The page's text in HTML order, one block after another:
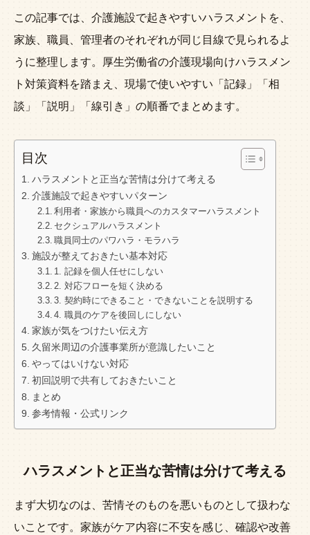
この記事では、介護施設で起きやすいハラスメントを、
家族、職員、管理者のそれぞれが同じ目線で見られるよ
うに整理します。厚生労働省の介護現場向けハラスメン
ト対策資料を踏まえ、現場で使いやすい「記録」「相
談」「説明」「線引き」の順番でまとめます。
目次
ハラスメントと正当な苦情は分けて考える
介護施設で起きやすいパターン
利用者・家族から職員へのカスタマーハラスメント
セクシュアルハラスメント
職員同士のパワハラ・モラハラ
施設が整えておきたい基本対応
1. 記録を個人任せにしない
2. 対応フローを短く決める
3. 契約時にできること・できないことを説明する
4. 職員のケアを後回しにしない
家族が気をつけたい伝え方
久留米周辺の介護事業所が意識したいこと
やってはいけない対応
初回説明で共有しておきたいこと
まとめ
参考情報・公式リンク
ハラスメントと正当な苦情は分けて考える
まず大切なのは、苦情そのものを悪いものとして扱わな
いことです。家族がケア内容に不安を感じ、確認や改善